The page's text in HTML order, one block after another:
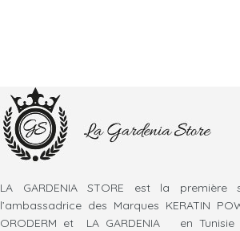
LA GARDENIA STORE est la première
l’ambassadrice des Marques KERATIN
ORODERM et LA GARDENIA en